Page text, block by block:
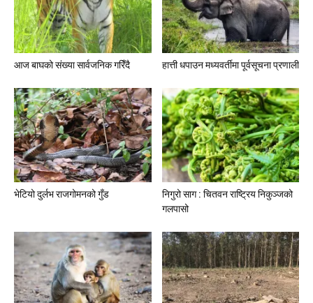
आज बाघको संख्या सार्वजनिक गरिँदै हात्ती धपाउन मध्यवर्तीमा पूर्वसूचना प्रणाली
भेटियो दुर्लभ राजगोमनको गुँड
निगुरो साग : चितवन राष्ट्रिय निकुञ्जको
गलपासो